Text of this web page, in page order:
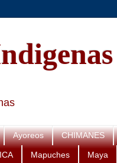
Ayoreos CHIMANES
Mapuches Maya